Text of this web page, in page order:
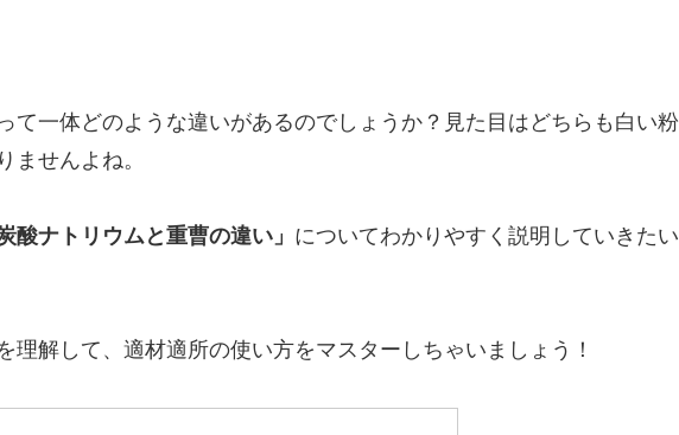
て一体どのような違いがあるのでしょうか？見た目はどちらも白い粉
ませんよね。
酸ナトリウムと重曹の違い」 についてわかりやすく説明していきたい
理解して、適材適所の使い方をマスターしちゃいましょう！